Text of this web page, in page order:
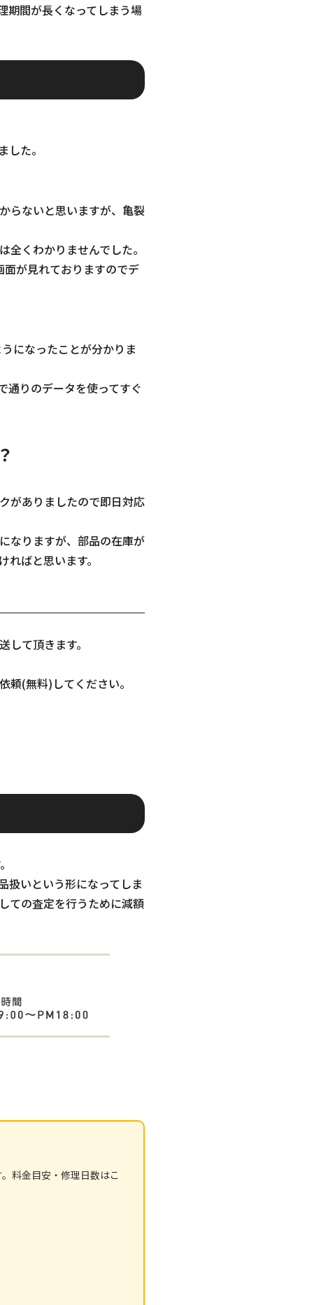
期間が長くなってしまう場
た。
らないと思いますが、亀裂
くわかりませんでした。
が見れておりますのでデ
になったことが分かりま
通りのデータを使ってすぐ
がありましたので即日対応
なりますが、部品の在庫が
ばと思います。
て頂きます。
頼(無料)してください。
扱いという形になってしま
ての査定を行うために減額
料金目安・修理日数はこ